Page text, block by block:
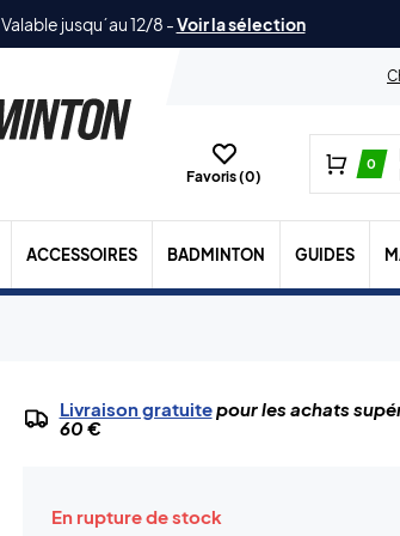
Valable jusqu´au 12/8 -Voir la sélection
Favoris (0)
0
ACCESSOIRES BADMINTON GUIDES
Livraison gratuitepour les achats
60 €
En rupture de stock